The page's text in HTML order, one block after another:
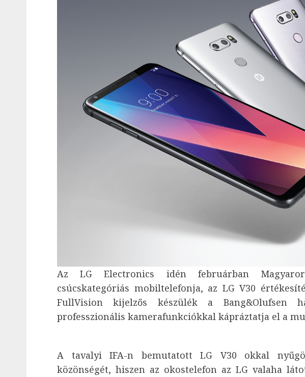
Az LG Electronics idén februárban
csúcskategóriás mobiltelefonja, az LG V30
FullVision kijelzős készülék a Bang&Olufsen
professzionális kamerafunkciókkal kápráztatja el a
A tavalyi IFA-n bemutatott LG V30 okkal
közönségét, hiszen az okostelefon az LG valaha